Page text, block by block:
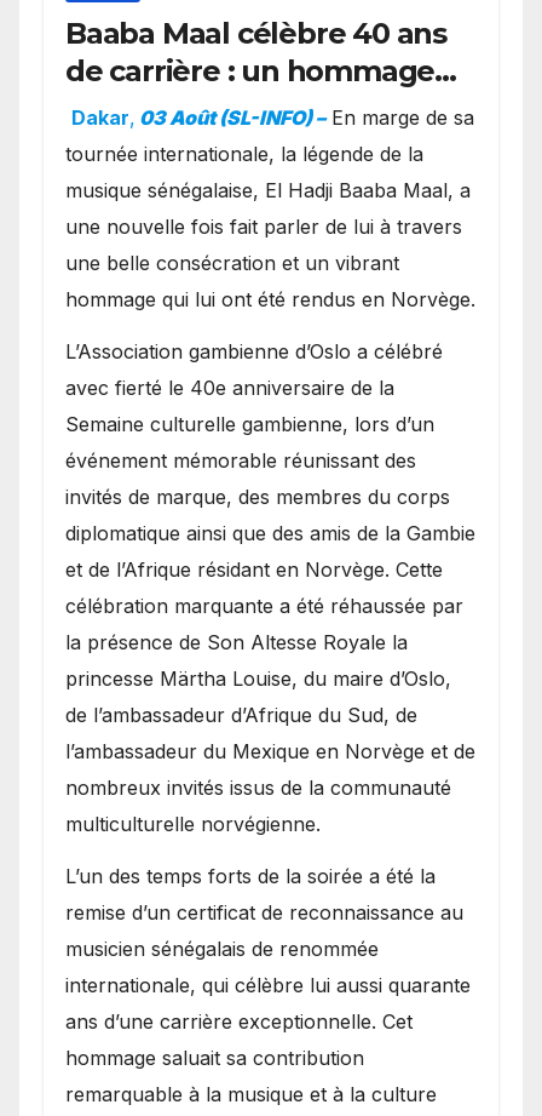
Baaba Maal célèbre 40 ans
de carrière : un hommage
exceptionnel à Oslo en
présence de la famille
royale.
Dakar, 03 Août (SL-INFO) – ​En marge de sa
tournée internationale, la légende de la
musique sénégalaise, El Hadji Baaba Maal, a
une nouvelle fois fait parler de lui à travers
une belle consécration et un vibrant
hommage qui lui ont été rendus en Norvège.
​L’Association gambienne d’Oslo a célébré
avec fierté le 40e anniversaire de la
Semaine culturelle gambienne, lors d’un
événement mémorable réunissant des
invités de marque, des membres du corps
diplomatique ainsi que des amis de la Gambie
et de l’Afrique résidant en Norvège. Cette
célébration marquante a été réhaussée par
la présence de Son Altesse Royale la
princesse Märtha Louise, du maire d’Oslo,
de l’ambassadeur d’Afrique du Sud, de
l’ambassadeur du Mexique en Norvège et de
nombreux invités issus de la communauté
multiculturelle norvégienne.
​L’un des temps forts de la soirée a été la
remise d’un certificat de reconnaissance au
musicien sénégalais de renommée
internationale, qui célèbre lui aussi quarante
ans d’une carrière exceptionnelle. Cet
hommage saluait sa contribution
remarquable à la musique et à la culture